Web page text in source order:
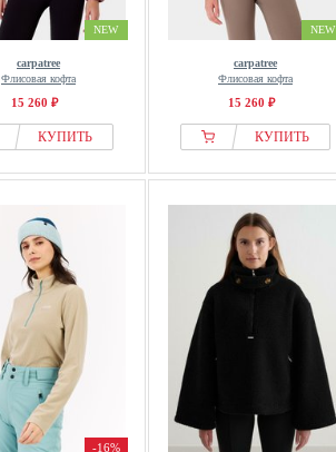
NEW
carpatree
Флисовая кофта
15 260 ₽
КУПИТЬ
NEW
carpatree
Флисовая кофта
15 260 ₽
КУПИТЬ
-16%